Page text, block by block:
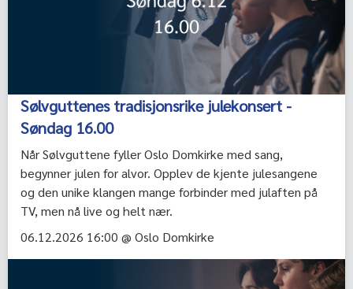
Sølvguttenes tradisjonsrike julekonsert -
Søndag 16.00
Når Sølvguttene fyller Oslo Domkirke med sang,
begynner julen for alvor. Opplev de kjente julesangene
og den unike klangen mange forbinder med julaften på
TV, men nå live og helt nær.
06.12.2026 16:00 @ Oslo Domkirke